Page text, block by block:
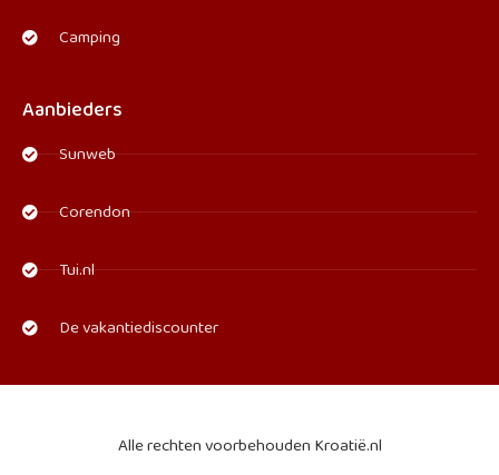
Camping
Aanbieders
Sunweb
Corendon
Tui.nl
De vakantiediscounter
Alle rechten voorbehouden Kroatië.nl